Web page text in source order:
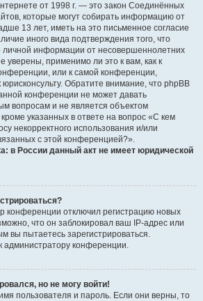
от 1998 г. — это закон Соединённых
которые могут собирать информацию от
13 лет, иметь на это письменное согласие
иного вида подтверждения того, что
информации от несовершеннолетних
уверены, применимо ли это к вам, как к
или к самой конференции,
Обратите внимание, что phpBB
конференции не может давать
вопросам и не является объектом
указанных в ответе на вопрос «С кем
некорректного использования и/или
с этой конференцией?».
в России данный акт не имеет юридической
конференции отключил регистрацию новых
что он заблокировал ваш IP-адрес или
вы пытаетесь зарегистрироваться.
администратору конференции.
но не могу войти!
пользователя и пароль. Если они верны, то